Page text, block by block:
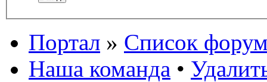
Портал » Список
Наша команда •